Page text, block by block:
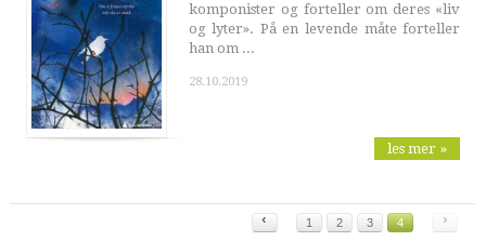
komponister og forteller om deres «liv
og lyter». På en levende måte forteller
han om ...
28.10.2019
les mer »
‹ 1 2 3 4 ›